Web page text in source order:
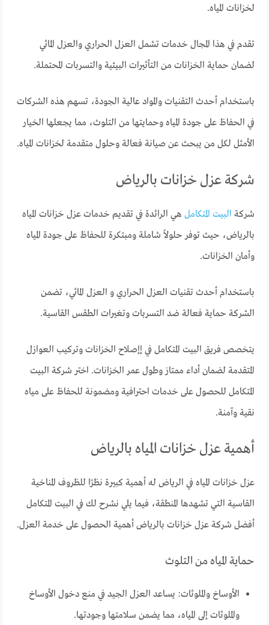
لخزانات المياه.
تقدم في هذا المجال خدمات تشمل العزل الحراري والعزل المائي
لضمان حماية الخزانات من التأثيرات البيئية والتسربات المحتملة.
باستخدام أحدث التقنيات والمواد عالية الجودة، تسهم هذه الشركات
في الحفاظ على جودة المياه وحمايتها من التلوث، مما يجعلها الخيار
الأمثل لكل من يبحث عن صيانة فعالة وحلول متقدمة لخزانات المياه.
شركة عزل خزانات بالرياض
شركة البيت المتكامل هي الرائدة في تقديم خدمات عزل خزانات المياه
بالرياض، حيث توفر حلولاً شاملة ومبتكرة للحفاظ على جودة المياه
وأمان الخزانات.
باستخدام أحدث تقنيات العزل الحراري و العزل المائي، تضمن
الشركة حماية فعالة ضد التسربات وتغيرات الطقس القاسية.
يتخصص فريق البيت المتكامل في إإصلاح الخزانات وتركيب العوازل
المتقدمة لضمان أداء ممتاز وطول عمر الخزانات. اختر شركة البيت
المتكامل للحصول على خدمات احترافية ومضمونة للحفاظ على مياه
نقية وآمنة.
أهمية عزل خزانات المياه بالرياض
عزل خزانات المياه في الرياض له أهمية كبيرة نظرًا للظروف المناخية
القاسية التي تشهدها المنطقة، فيما يلي نشرح لك في البيت المتكامل
أفضل شركة عزل خزانات بالرياض أهمية الحصول على خدمة العزل.
حماية المياه من التلوث
الأوساخ والملوثات: يساعد العزل الجيد في منع دخول الأوساخ
والملوثات إلى المياه، مما يضمن سلامتها وجودتها.